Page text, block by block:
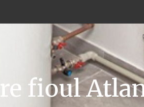
fioul